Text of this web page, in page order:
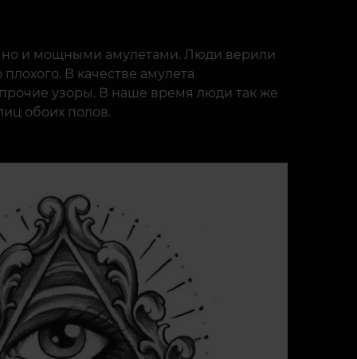
но и мощными амулетами. Люди верили
В качестве амулета
узоры. В наше время люди так же
обоих полов.